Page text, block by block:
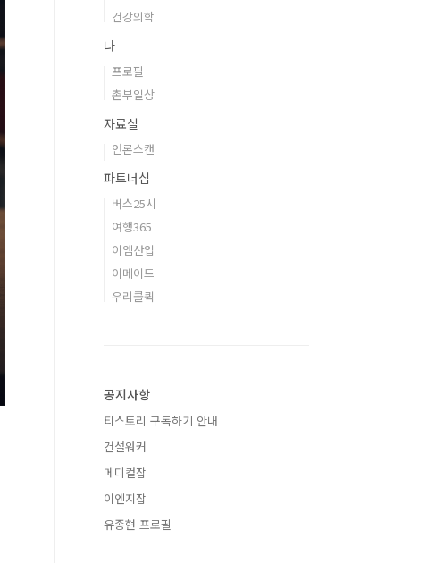
건강의학
나
프로필
촌부일상
자료실
언론스캔
파트너십
버스25시
여행365
이엠산업
이메이드
우리콜퀵
공지사항
티스토리 구독하기 안내
건설워커
메디컬잡
이엔지잡
유종현 프로필